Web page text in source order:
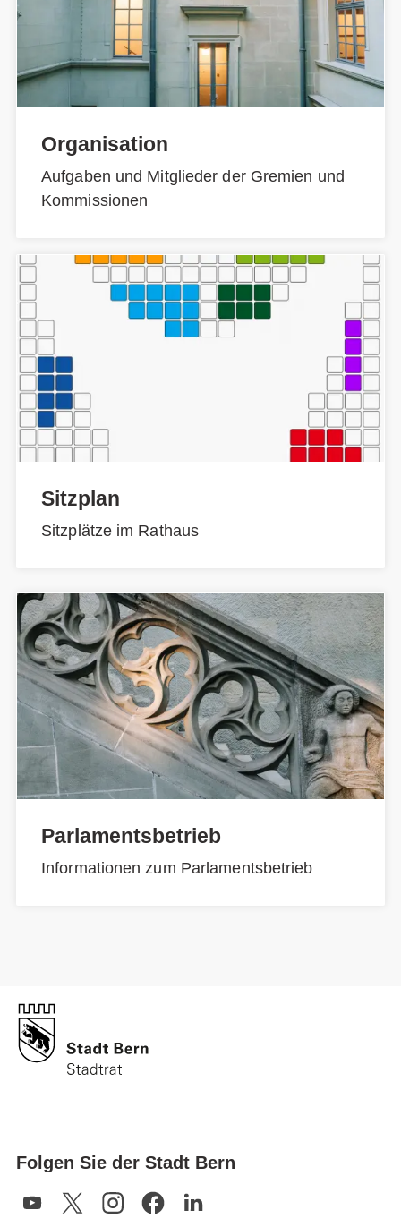
Organisation
Aufgaben und Mitglieder der Gremien und
Kommissionen
Sitzplan
Sitzplätze im Rathaus
Parlamentsbetrieb
Informationen zum Parlamentsbetrieb
Folgen Sie der Stadt Bern